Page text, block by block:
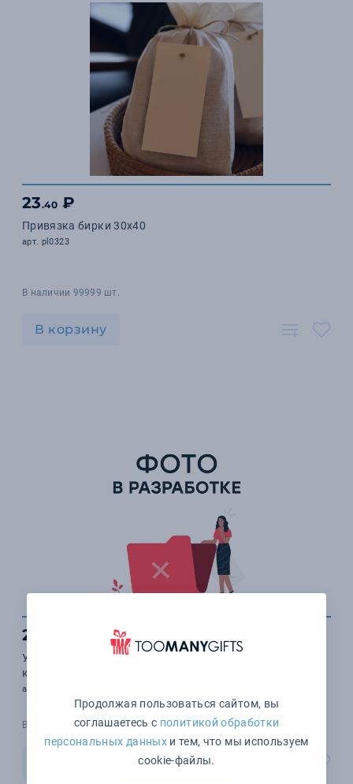
23.40 ₽
Привязка бирки 30х40
арт. pl0323
В наличии 99999 шт.
В корзину
26 ₽
Упаковка календаря трио в пакет (стандарт/эконом/
квадро)
арт. pl0324
В наличии 999999 шт.
Продолжая пользоваться сайтом, вы
соглашаетесь с политикой обработки
персональных данныхи тем, что мы используем
cookie-файлы.